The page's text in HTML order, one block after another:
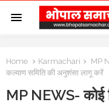
Home Karmachari
MP
कल्याण समिति की अनुशंसा लागू करें
MP NEWS- कोई